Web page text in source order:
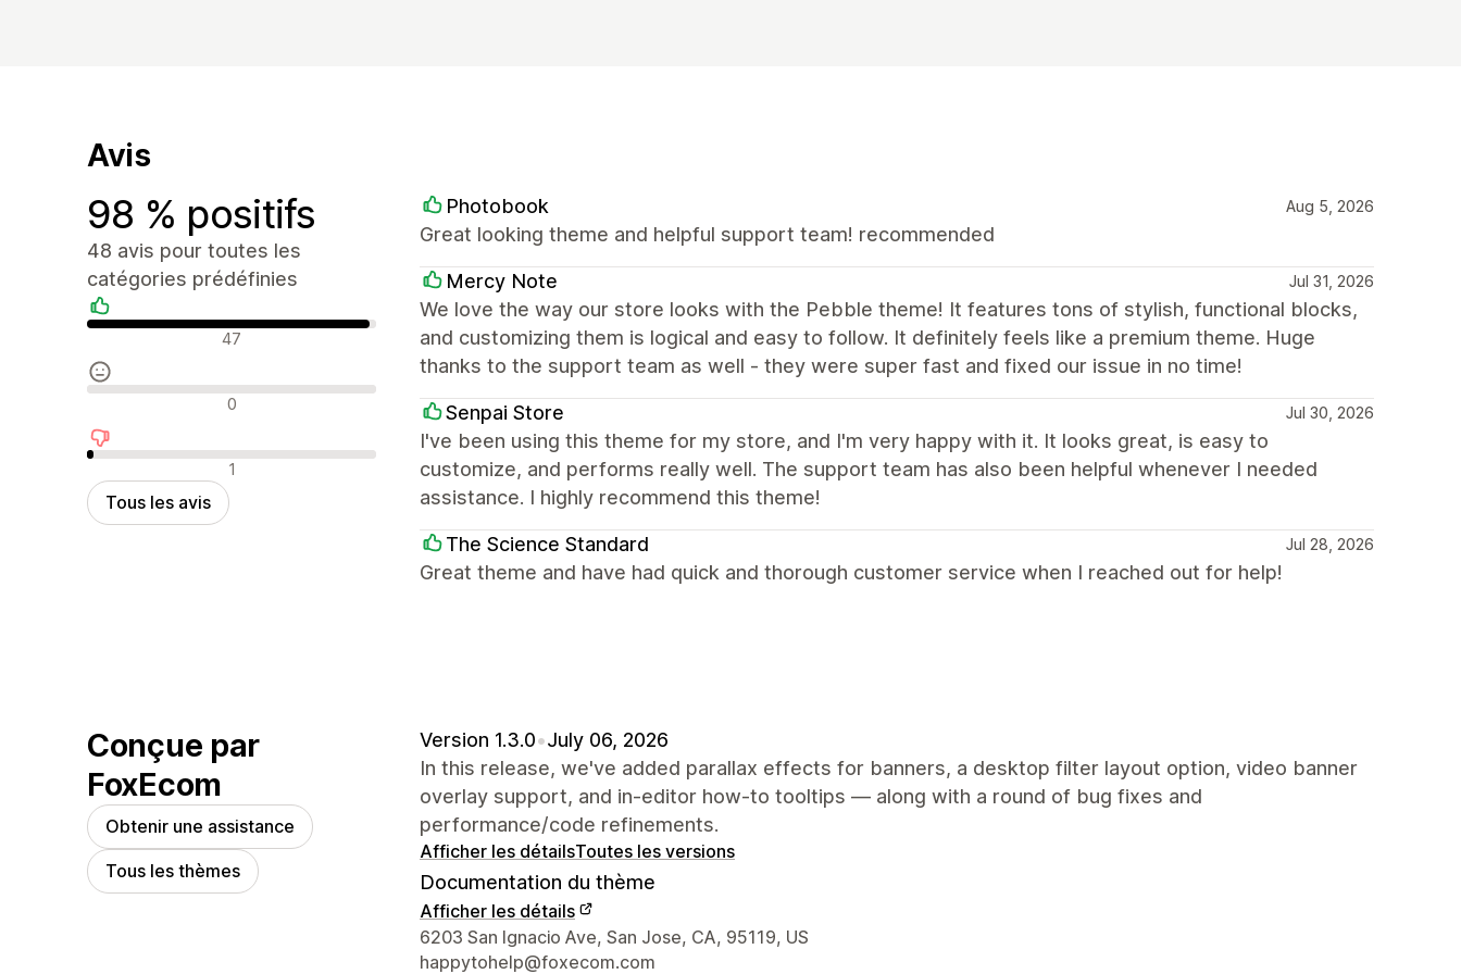
Avis
98 % positifs
48 avis pour toutes les
catégories prédéfinies
Avis positifs 47
Avis neutres 0
Avis négatifs 1
Tous les avis
Photobook Aug 5, 2026
Great looking theme and helpful support team! recommended
Mercy Note Jul 31, 2026
We love the way our store looks with the Pebble theme! It features tons of stylish, functional blocks,
and customizing them is logical and easy to follow. It definitely feels like a premium theme. Huge
thanks to the support team as well - they were super fast and fixed our issue in no time!
Senpai Store Jul 30, 2026
I've been using this theme for my store, and I'm very happy with it. It looks great, is easy to
customize, and performs really well. The support team has also been helpful whenever I needed
assistance. I highly recommend this theme!
The Science Standard Jul 28, 2026
Great theme and have had quick and thorough customer service when I reached out for help!
Conçue par
FoxEcom
Obtenir une assistance
Tous les thèmes
Version 1.3.0•July 06, 2026
In this release, we've added parallax effects for banners, a desktop filter layout option, video banner
overlay support, and in-editor how-to tooltips — along with a round of bug fixes and
performance/code refinements.
Afficher les détailsToutes les versions
Documentation du thème
Afficher les détails
Coordonnées du concepteur
6203 San Ignacio Ave, San Jose, CA, 95119, US
happytohelp@foxecom.com